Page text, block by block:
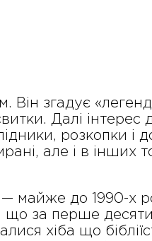
Він згадує
Далі інтерес
розкопки і
але і в інших
майже до 1990-х
за перше
хіба що